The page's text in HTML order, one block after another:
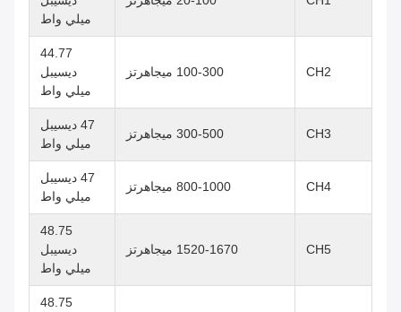
ميلي واط
CH2 100-300 ميجاهرتز
44.77
ديسيبل
ميلي واط
CH3 300-500 ميجاهرتز
47 ديسيبل
ميلي واط
CH4 800-1000 ميجاهرتز
47 ديسيبل
ميلي واط
CH5 1520-1670 ميجاهرتز
48.75
ديسيبل
ميلي واط
48.75